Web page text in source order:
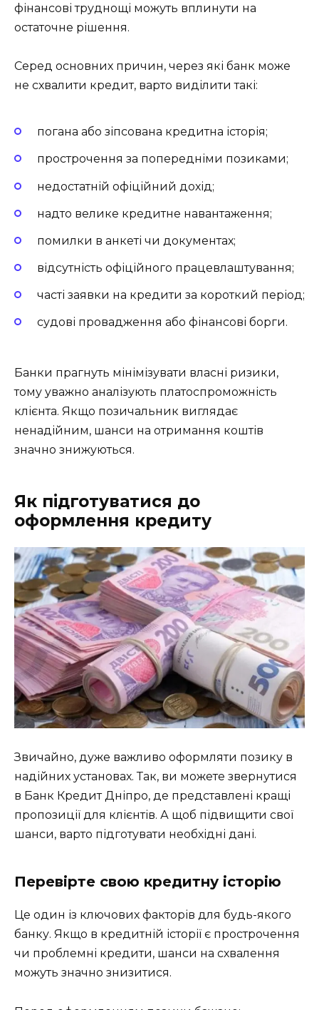
фінансові труднощі можуть вплинути на
остаточне рішення.
Серед основних причин, через які банк може
не схвалити кредит, варто виділити такі:
погана або зіпсована кредитна історія;
прострочення за попередніми позиками;
недостатній офіційний дохід;
надто велике кредитне навантаження;
помилки в анкеті чи документах;
відсутність офіційного працевлаштування;
часті заявки на кредити за короткий період;
судові провадження або фінансові борги.
Банки прагнуть мінімізувати власні ризики,
тому уважно аналізують платоспроможність
клієнта. Якщо позичальник виглядає
ненадійним, шанси на отримання коштів
значно знижуються.
Як підготуватися до
оформлення кредиту
Звичайно, дуже важливо оформляти позику в
надійних установах. Так, ви можете звернутися
в Банк Кредит Дніпро, де представлені кращі
пропозиції для клієнтів. А щоб підвищити свої
шанси, варто підготувати необхідні дані.
Перевірте свою кредитну історію
Це один із ключових факторів для будь-якого
банку. Якщо в кредитній історії є прострочення
чи проблемні кредити, шанси на схвалення
можуть значно знизитися.